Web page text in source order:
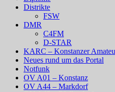
Distrikte
FSW
DMR
C4FM
D-STAR
KARC – Konstanzer
Neues rund um das Portal
Notfunk
OV A01 – Konstanz
OV A44 – Markdorf